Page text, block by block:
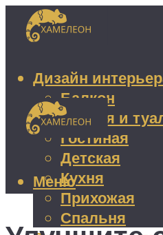
Дизайн
Балкон
Ванная и
Гостиная
Детская
Кухня
Прихожая
Спальня
Меню